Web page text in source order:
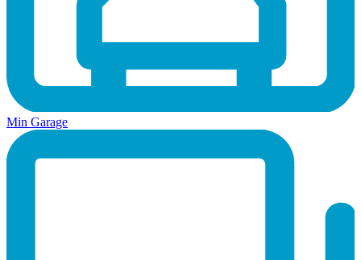
Min Garage